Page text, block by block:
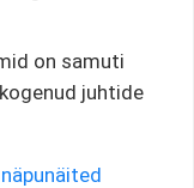
on samuti
juhtide
näpunäited